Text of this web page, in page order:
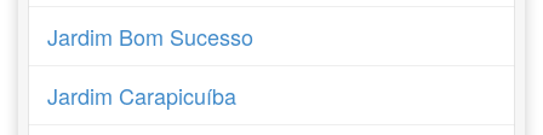
Jardim Bom Sucesso
Jardim Carapicuíba